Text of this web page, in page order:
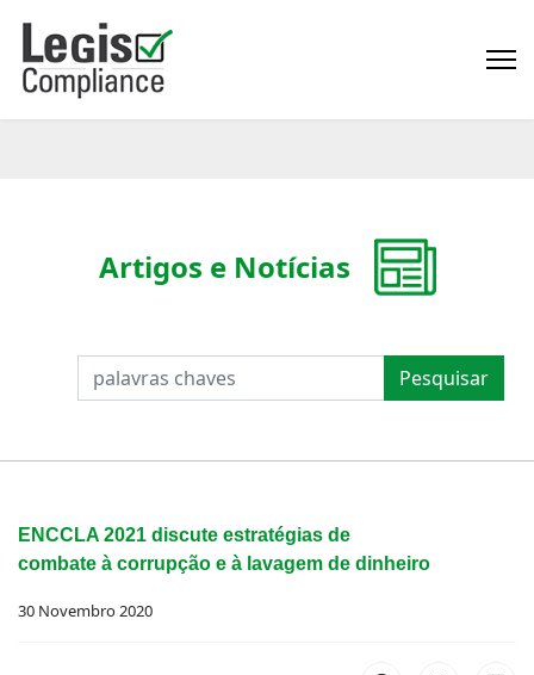
PESQUISAR Pesquisar
Artigos e Notícias
ENCCLA 2021 discute estratégias de
combate à corrupção e à lavagem de dinheiro
30 Novembro 2020